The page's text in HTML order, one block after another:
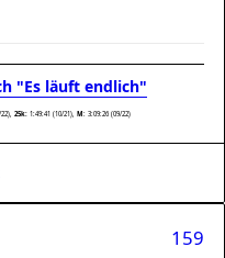
"Es läuft endlich"
25k:1:49:41 (10/21), M: 3:09:26 (09/22)
159